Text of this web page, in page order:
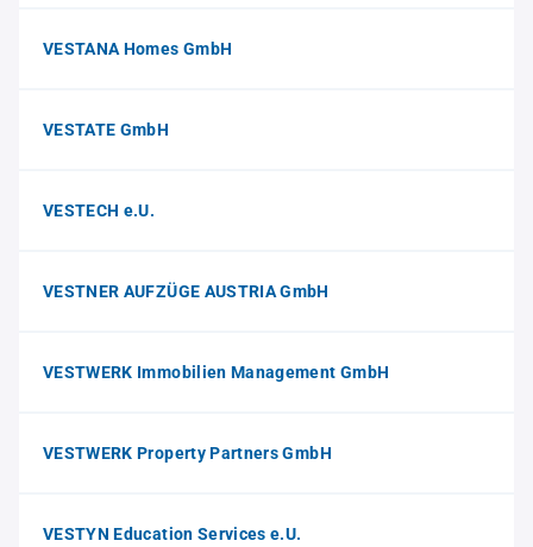
VESTANA Homes GmbH
VESTATE GmbH
VESTECH e.U.
VESTNER AUFZÜGE AUSTRIA GmbH
VESTWERK Immobilien Management GmbH
VESTWERK Property Partners GmbH
VESTYN Education Services e.U.